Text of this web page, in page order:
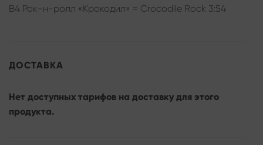
В4 Рок-н-ролл «Крокодил» = Crocodile Rock 3:54
ДОСТАВКА
Нет доступных тарифов на доставку для этого
продукта.